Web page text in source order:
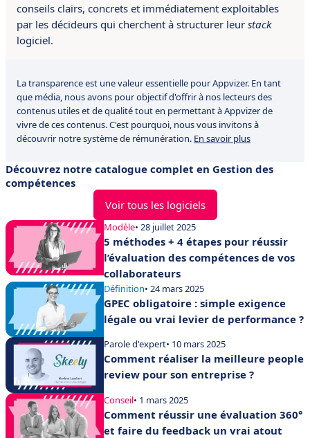
conseils clairs, concrets et immédiatement exploitables
par les décideurs qui cherchent à structurer leur stack
logiciel.
La transparence est une valeur essentielle pour Appvizer. En tant
que média, nous avons pour objectif d'offrir à nos lecteurs des
contenus utiles et de qualité tout en permettant à Appvizer de
vivre de ces contenus. C'est pourquoi, nous vous invitons à
découvrir notre système de rémunération. En savoir plus
Découvrez notre catalogue complet en Gestion des
compétences
Voir tous les logiciels
Modèle• 28 juillet 2025
5 méthodes + 4 étapes pour réussir
l’évaluation des compétences de vos
collaborateurs
Définition• 24 mars 2025
GPEC obligatoire : simple exigence
légale ou vrai levier de performance ?
Parole d'expert• 10 mars 2025
Comment réaliser la meilleure people
review pour son entreprise ?
Conseil• 1 mars 2025
Comment réussir une évaluation 360°
et faire du feedback un vrai atout